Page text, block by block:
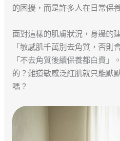
的困擾，而是許多人在日常保
面對這樣的肌膚狀況，身邊的
「敏感肌千萬別去角質，否則
「不去角質後續保養都白費」
的？難道敏感泛紅肌就只能默
嗎？